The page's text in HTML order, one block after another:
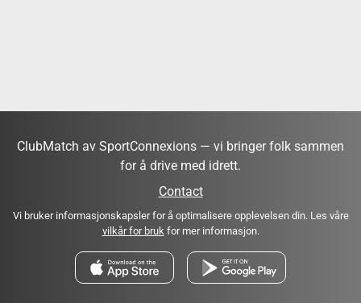
ClubMatch av SportConnexions — vi bringer folk sammen
for å drive med idrett.
Contact
Vi bruker informasjonskapsler for å optimalisere opplevelsen din. Les våre
vilkår for brukfor mer informasjon.